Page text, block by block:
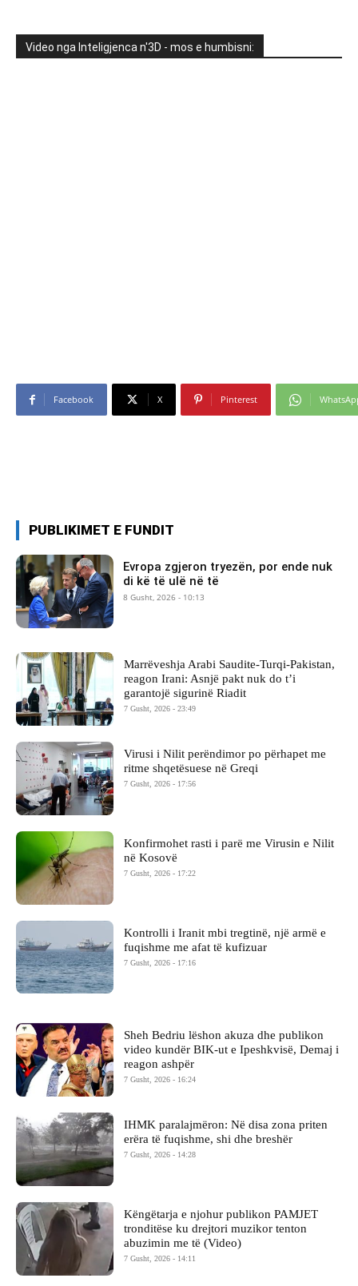
Video nga Inteligjenca n'3D - mos e humbisni:
Facebook X Pinterest
PUBLIKIMET E FUNDIT
Evropa zgjeron tryezën, por ende nuk
di kë të ulë në të
8 Gusht, 2026 - 10:13
Marrëveshja Arabi Saudite-Turqi-Pakistan,
reagon Irani: Asnjë pakt nuk do t’i
garantojë sigurinë Riadit
7 Gusht, 2026 - 23:49
Virusi i Nilit perëndimor po përhapet me
ritme shqetësuese në Greqi
7 Gusht, 2026 - 17:56
Konfirmohet rasti i parë me Virusin e Nilit
në Kosovë
7 Gusht, 2026 - 17:22
Kontrolli i Iranit mbi tregtinë, një armë e
fuqishme me afat të kufizuar
7 Gusht, 2026 - 17:16
Sheh Bedriu lëshon akuza dhe publikon
video kundër BIK-ut e Ipeshkvisë, Demaj i
reagon ashpër
7 Gusht, 2026 - 16:24
IHMK paralajmëron: Në disa zona priten
erëra të fuqishme, shi dhe breshër
7 Gusht, 2026 - 14:28
Këngëtarja e njohur publikon PAMJET
tronditëse ku drejtori muzikor tenton
abuzimin me të (Video)
7 Gusht, 2026 - 14:11